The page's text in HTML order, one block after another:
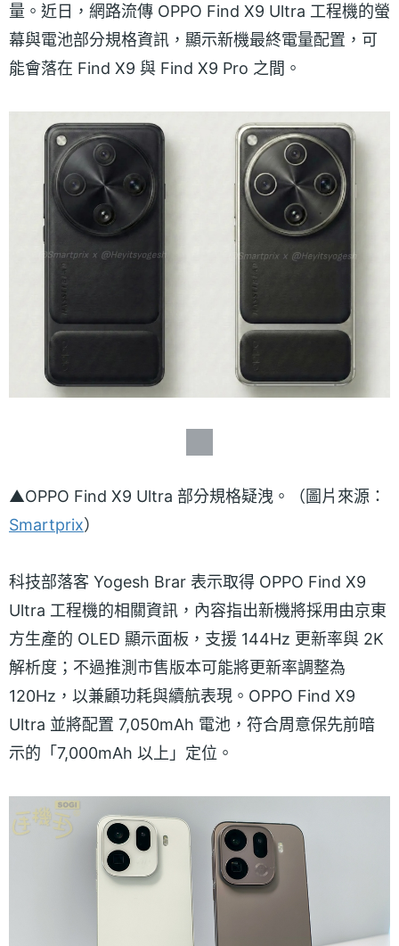
量。近日，網路流傳 OPPO Find X9 Ultra 工程機的螢
幕與電池部分規格資訊，顯示新機最終電量配置，可
能會落在 Find X9 與 Find X9 Pro 之間。
▲OPPO Find X9 Ultra 部分規格疑洩。（圖片來源：
Smartprix）
科技部落客 Yogesh Brar 表示取得 OPPO Find X9
Ultra 工程機的相關資訊，內容指出新機將採用由京東
方生產的 OLED 顯示面板，支援 144Hz 更新率與 2K
解析度；不過推測市售版本可能將更新率調整為
120Hz，以兼顧功耗與續航表現。OPPO Find X9
Ultra 並將配置 7,050mAh 電池，符合周意保先前暗
示的「7,000mAh 以上」定位。